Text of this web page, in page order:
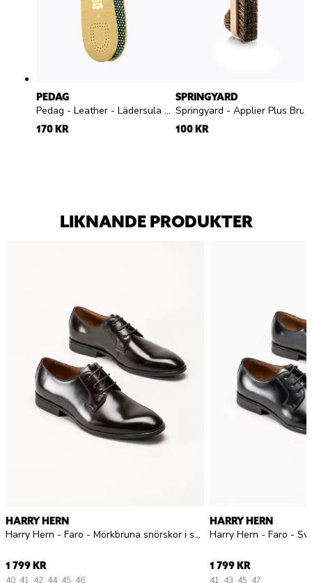
PEDAG
Pedag - Leather - Lädersula med aktivt kol
170 KR
SPRINGYARD
100 KR
LIKNANDE PRODUKTER
HARRY HERN
Harry Hern - Faro - Mörkbruna snörskor i skinn
1 799 KR
40 41 42 44 45 46
HARRY HERN
Harry Hern - Faro -
1 799 KR
41 43 45 47